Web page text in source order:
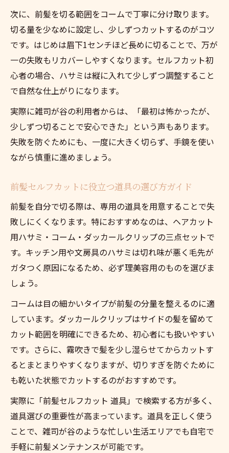
次に、前髪を切る範囲をコームで丁寧に分け取ります。
切る量を少なめに設定し、少しずつカットするのがコツ
です。はじめは眉下1センチほど長めに切ることで、万が
一の失敗もリカバーしやすくなります。セルフカット初
心者の場合、ハサミは縦に入れて少しずつ調整すること
で自然な仕上がりになります。
実際に雑司が谷の利用者からは、「最初は怖かったが、
少しずつ切ることで安心できた」という声もあります。
失敗を防ぐためにも、一度に大きく切らず、手鏡を使い
ながら慎重に進めましょう。
前髪セルフカットに役立つ道具の選び方ガイド
前髪を自分で切る際は、専用の道具を用意することで失
敗しにくくなります。特におすすめなのは、ヘアカット
用ハサミ・コーム・ダッカールクリップの三点セットで
す。キッチン用や文房具のハサミは切れ味が悪く毛先が
ガタつく原因になるため、必ず理美容用のものを選びま
しょう。
コームは目の細かいタイプが前髪の分量を整えるのに適
しています。ダッカールクリップはサイドの髪を留めて
カット範囲を明確にできるため、初心者にも扱いやすい
です。さらに、霧吹きで髪を少し湿らせてからカットす
るとまとまりやすくなりますが、切りすぎを防ぐために
も乾いた状態でカットするのがおすすめです。
実際に「前髪セルフカット 道具」で検索する方が多く、
道具選びの重要性が高まっています。道具を正しく使う
ことで、雑司が谷のような忙しい生活エリアでも自宅で
手軽に前髪メンテナンスが可能です。